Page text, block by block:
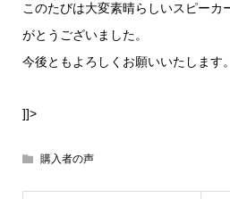
このたびは大変素晴らしいスピーカ
がとうございました。
今後ともよろしくお願いいたします。
]]>
購入者の声